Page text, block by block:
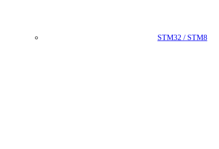
STM32 / STM8